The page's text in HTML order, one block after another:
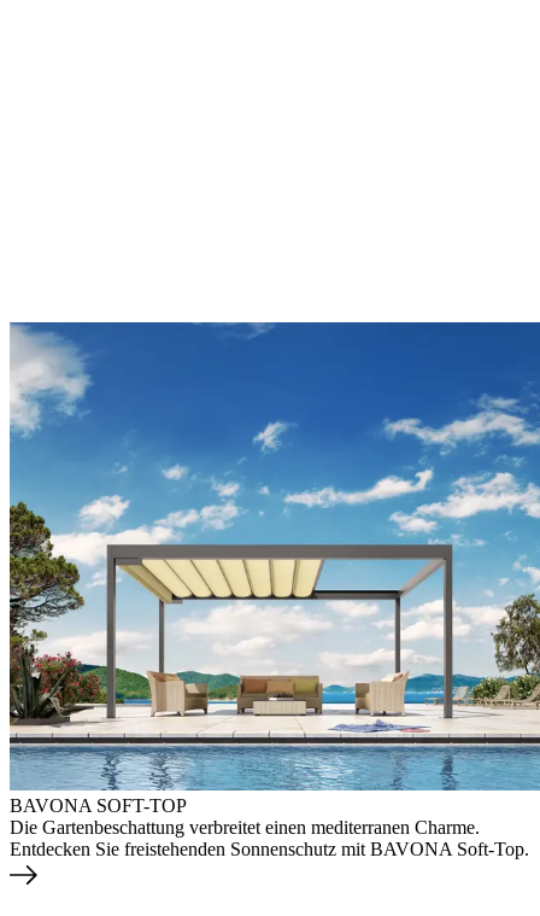
BAVONA SOFT-TOP
Die Gartenbeschattung verbreitet einen mediterranen Charme.
Entdecken Sie freistehenden Sonnenschutz mit BAVONA Soft-Top.